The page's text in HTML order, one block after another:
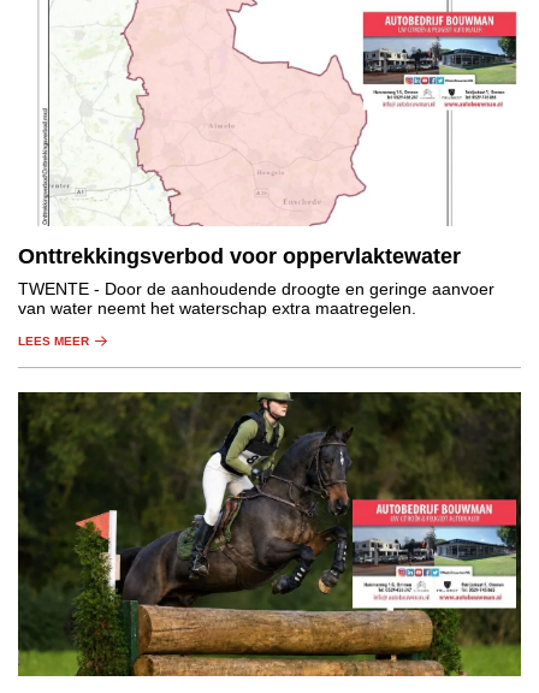
Onttrekkingsverbod voor oppervlaktewater
TWENTE - Door de aanhoudende droogte en geringe aanvoer
van water neemt het waterschap extra maatregelen.
LEES MEER